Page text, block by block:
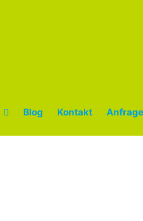
Blog Kontakt